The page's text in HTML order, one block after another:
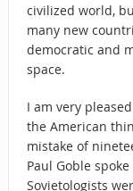
civilized world,
many new
democratic and
space.
I am very
the American
mistake of
Paul Goble
Sovietologists